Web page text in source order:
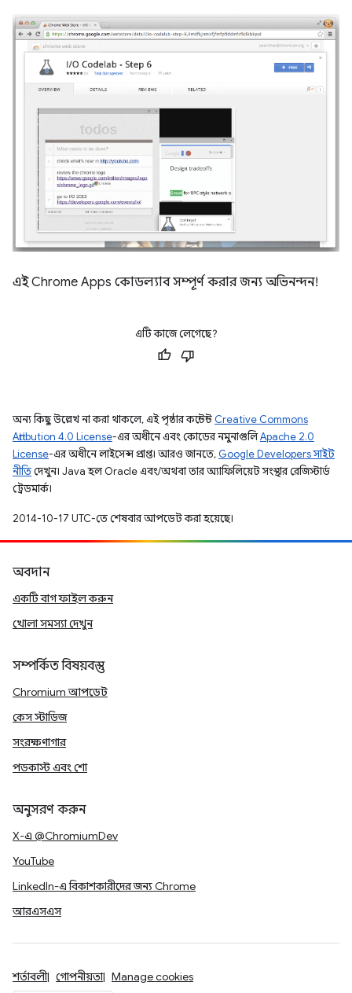
এই Chrome Apps কোডল্যাব সম্পূর্ণ করার জন্য অভিনন্দন!
এটি কাজে লেগেছে?
অন্য কিছু উল্লেখ না করা থাকলে, এই পৃষ্ঠার কন্টেন্ট Creative Commons
Attribution 4.0 License-এর অধীনে এবং কোডের নমুনাগুলিApache 2.0
License-এর অধীনে লাইসেন্স প্রাপ্ত। আরও জানতে, Google Developers সাইট
নীতিদেখুন। Java হল Oracle এবং/অথবা তার অ্যাফিলিয়েট সংস্থার রেজিস্টার্ড
ট্রেডমার্ক।
2014-10-17 UTC-তে শেষবার আপডেট করা হয়েছে।
অবদান
একটি বাগ ফাইল করুন
খোলা সমস্যা দেখুন
সম্পর্কিত বিষয়বস্তু
Chromium আপডেট
কেস স্টাডিজ
সংরক্ষণাগার
পডকাস্ট এবং শো
অনুসরণ করুন
X-এ @ChromiumDev
YouTube
LinkedIn-এ বিকাশকারীদের জন্য Chrome
আরএসএস
শর্তাবলী গোপনীয়তা Manage cookies